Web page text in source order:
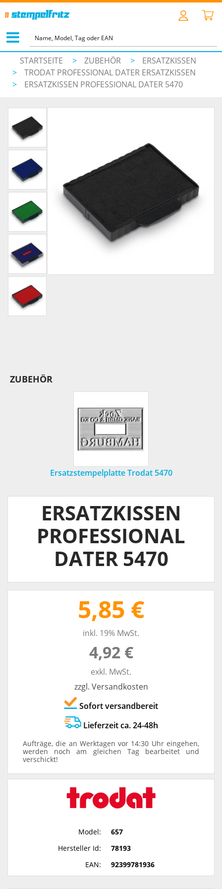
STARTSEITE > ZUBEHÖR >
ERSATZKISSEN
>
TRODAT PROFESSIONAL DATER ERSATZKISSEN
>
ERSATZKISSEN PROFESSIONAL DATER 5470
ZUBEHÖR
Ersatzstempelplatte Trodat 5470
ERSATZKISSEN
PROFESSIONAL
DATER 5470
5,85 €
inkl. 19% MwSt.
4,92 €
exkl. MwSt.
zzgl. Versandkosten
Sofort versandbereit
Lieferzeit ca. 24-48h
Aufträge, die an Werktagen vor 14:30 Uhr eingehen,
werden noch am gleichen Tag bearbeitet und
verschickt!
Model:
657
Hersteller Id:
78193
EAN:
92399781936